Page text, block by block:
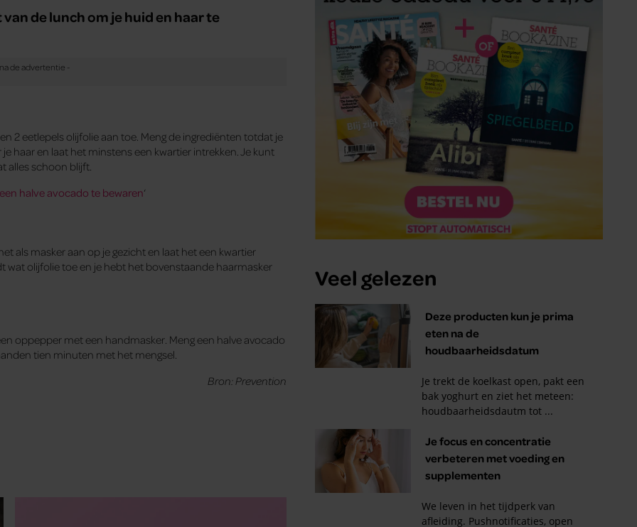
de lunch om je huid en haar te
2 eetlepels olijfolie aan toe. Meng de ingrediënten totdat je
haar en laat het minstens een kwartier intrekken. Je kunt
alles schoon blijft.
halve avocado te bewaren‘
als masker aan op je gezicht en laat het een kwartier
wat olijfolie toe en je hebt het bovenstaande haarmasker
oppepper met een handmasker. Meng een halve avocado
tien minuten met het mengsel.
Bron: Prevention